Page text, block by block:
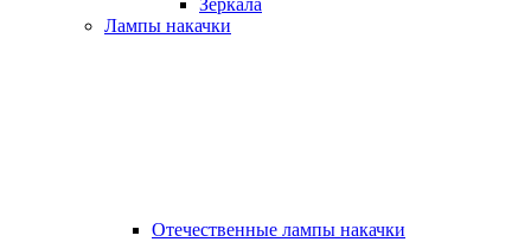
Зеркала
Лампы накачки
Отечественные лампы накачки